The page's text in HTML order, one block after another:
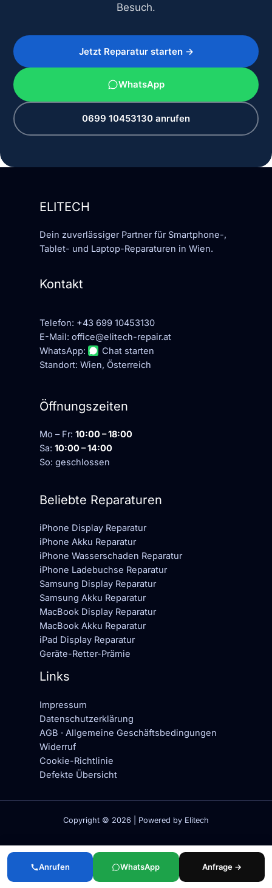
Besuch.
Jetzt Reparatur starten →
WhatsApp
0699 10453130 anrufen
ELITECH
Dein zuverlässiger Partner für Smartphone-,
Tablet- und Laptop-Reparaturen in Wien.
Kontakt
Telefon: +43 699 10453130
E-Mail: office@elitech-repair.at
WhatsApp:
Chat starten
Standort: Wien, Österreich
Öffnungszeiten
Mo – Fr: 10:00 – 18:00
Sa: 10:00 – 14:00
So: geschlossen
Beliebte Reparaturen
iPhone Display Reparatur
iPhone Akku Reparatur
iPhone Wasserschaden Reparatur
iPhone Ladebuchse Reparatur
Samsung Display Reparatur
Samsung Akku Reparatur
MacBook Display Reparatur
MacBook Akku Reparatur
iPad Display Reparatur
Geräte-Retter-Prämie
Links
Impressum
Datenschutzerklärung
AGB · Allgemeine Geschäftsbedingungen
Widerruf
Cookie-Richtlinie
Defekte Übersicht
Copyright © 2026 | Powered by Elitech
Anrufen WhatsApp Anfrage →